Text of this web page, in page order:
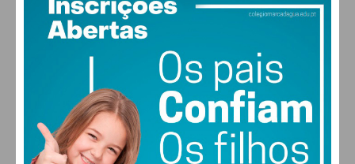
Eu li e concordo com os
termos e
condições